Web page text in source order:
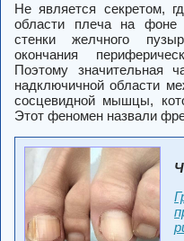
Не является секретом,
области плеча на фоне
стенки желчного
окончания
Поэтому значительная
надключичной области
сосцевидной мышцы,
Этот феномен назвали